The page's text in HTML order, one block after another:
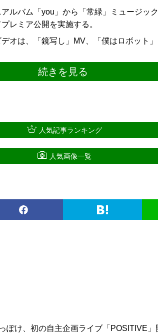
ルバム「you」から「常緑」ミュージッ
レミア公開を実施する。
デオは、「鏡写し」MV、「僕はロボット
続きを見る
ぽけ、初の自主企画ライブ「POSITIVE
人気記事ランキング
人気画像一覧